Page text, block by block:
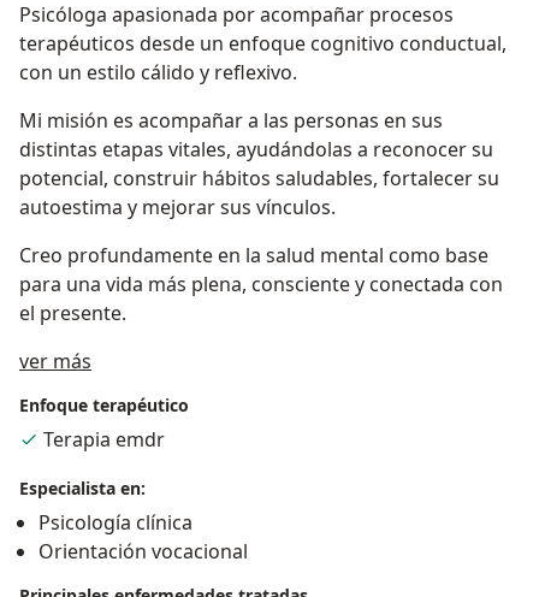
Psicóloga apasionada por acompañar procesos
terapéuticos desde un enfoque cognitivo conductual,
con un estilo cálido y reflexivo.
Mi misión es acompañar a las personas en sus
distintas etapas vitales, ayudándolas a reconocer su
potencial, construir hábitos saludables, fortalecer su
autoestima y mejorar sus vínculos.
Creo profundamente en la salud mental como base
para una vida más plena, consciente y conectada con
el presente.
ver más
Enfoque terapéutico
Terapia emdr
Especialista en:
Psicología clínica
Orientación vocacional